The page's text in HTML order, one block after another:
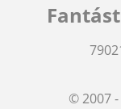
© 2007